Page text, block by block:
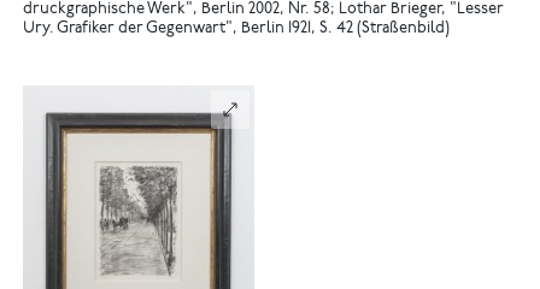
druckgraphische Werk", Berlin 2002, Nr. 58
Lothar Brieger, "Lesser
Ury. Grafiker der Gegenwart", Berlin 1921, S. 42 (Straßenbild)